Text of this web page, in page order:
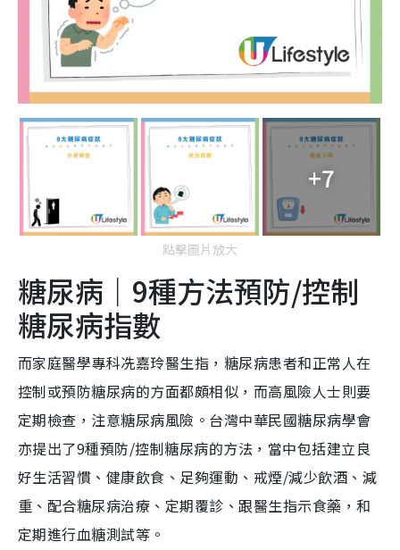
+7
點擊圖片放大
糖尿病｜9種方法預防/控制
糖尿病指數
而家庭醫學專科冼嘉玲醫生指，糖尿病患者和正常人在
控制或預防糖尿病的方面都頗相似，而高風險人士則要
定期檢查，注意糖尿病風險。台灣中華民國糖尿病學會
亦提出了9種預防/控制糖尿病的方法，當中包括建立良
好生活習慣、健康飲食、足夠運動、戒煙/減少飲酒、減
重、配合糖尿病治療、定期覆診、跟醫生指示食藥，和
定期進行血糖測試等。